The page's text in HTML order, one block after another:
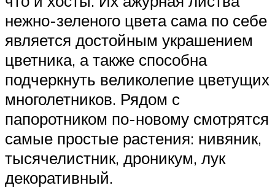
нежно-зеленого цвета сама по себе
является достойным украшением
цветника, а также способна
подчеркнуть великолепие цветущих
многолетников. Рядом с
папоротником по-новому смотрятся
самые простые растения: нивяник,
тысячелистник, дроникум, лук
декоративный.